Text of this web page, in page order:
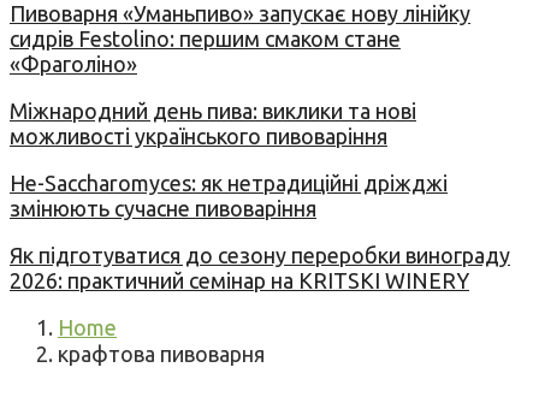
Пивоварня «Уманьпиво» запускає нову лінійку
сидрів Festolino: першим смаком стане
«Фраголіно»
Міжнародний день пива: виклики та нові
можливості українського пивоваріння
Не-Saccharomyces: як нетрадиційні дріжджі
змінюють сучасне пивоваріння
Як підготуватися до сезону переробки винограду
2026: практичний семінар на KRITSKI WINERY
Home
крафтова пивоварня